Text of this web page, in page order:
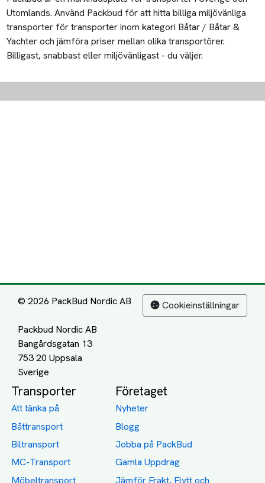
Utomlands. Använd Packbud för att hitta billiga miljövänliga
transporter för transporter inom kategori Båtar / Båtar &
Yachter och jämföra priser mellan olika transportörer.
Billigast, snabbast eller miljövänligast - du väljer.
© 2026 PackBud Nordic AB
Packbud Nordic AB
Bangårdsgatan 13
753 20 Uppsala
Cookieinställningar
Transporter
Att tänka på
Båttransport
Biltransport
MC-Transport
Möbeltransport
Företaget
Nyheter
Blogg
Jobba på PackBud
Gamla Uppdrag
Jämför Frakt, Flytt och